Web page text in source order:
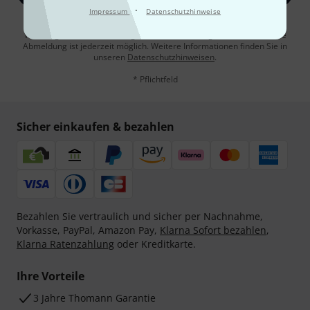
Impressum · Datenschutzhinweise
Mit Klick auf „Jetzt anmelden“ stimmen Sie dem Erhalt von E-Mail-
Werbung und einer Messung des E-Mail-Nutzungsverhaltens zu. Die
Abmeldung ist jederzeit möglich. Weitere Informationen finden Sie in
unseren Datenschutzhinweisen.
* Pflichtfeld
Sicher einkaufen & bezahlen
Bezahlen Sie vertraulich und sicher per Nachnahme,
Vorkasse, PayPal, Amazon Pay, Klarna Sofort bezahlen,
Klarna Ratenzahlung oder Kreditkarte.
Ihre Vorteile
3 Jahre Thomann Garantie